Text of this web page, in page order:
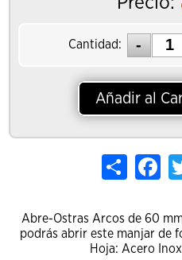
Cantidad:
Añadir al
Share
Abre-Ostras Arcos de 60
podrás abrir este manjar de
Hoja: Acero